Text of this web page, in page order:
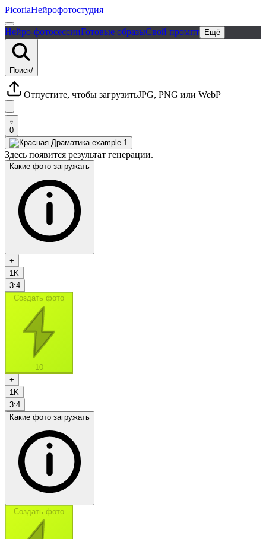
PicoriaНейрофотостудия
Нейро-фотосессииГотовые образыСвой промпт Ещё
Поиск/
Отпустите, чтобы загрузитьJPG, PNG или WebP
0
Здесь появится результат генерации.
Какие фото загружать
+
1K
3:4
Создать фото
10
+
1K
3:4
Какие фото загружать
Создать фото